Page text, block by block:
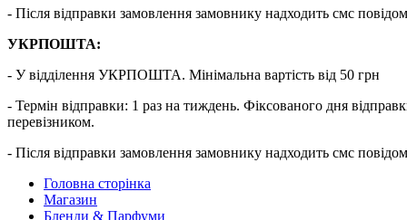
- Після відправки замовлення замовнику надходить смс
УКРПОШТА:
- У відділення УКРПОШТА. Мінімальна вартість від 50 грн
- Термін відправки: 1 раз на тиждень. Фіксованого дня
перевізником.
- Після відправки замовлення замовнику надходить смс
Головна сторінка
Магазин
Бленди & Парфуми